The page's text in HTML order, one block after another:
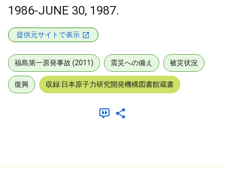
1986-JUNE 30, 1987.
提供元サイトで表示
福島第一原発事故 (2011) 震災への備え 被災状況
復興 収録:日本原子力研究開発機構図書館蔵書